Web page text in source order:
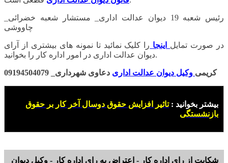
رئیس شعبه 19 دیوان عدالت اداری_ مستشار شعبه خضرائی_
چاووشی
در صورت تمایل اینجا را کلیک نمائید تا نمونه های بیشتری از آرای
دیوان عدالت اداری در امور اداره کار را بخوانید.
کریمی وکیل دیوان عدالت اداری دعاوی شهرداری_ 09194504079
بیشتر بخوانید : تاثیر افزایش حقوق دوسال آخر کار بر حقوق
بازنشستگی
شکایت از رای اداره کار - اعتراض به رای اداره کار - وکیل دیوان